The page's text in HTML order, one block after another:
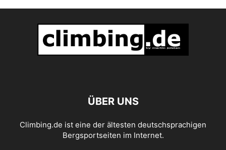
ÜBER UNS
Climbing.de ist eine der ältesten deutschsprachigen
Bergsportseiten im Internet.